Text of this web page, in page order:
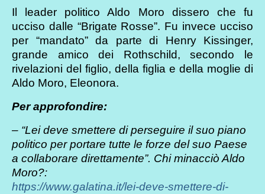
Il leader politico Aldo Moro dissero che fu
ucciso dalle “Brigate Rosse”. Fu invece ucciso
per “mandato” da parte di Henry Kissinger,
grande amico dei Rothschild, secondo le
rivelazioni del figlio, della figlia e della moglie di
Aldo Moro, Eleonora.
Per approfondire:
– “Lei deve smettere di perseguire il suo piano
politico per portare tutte le forze del suo Paese
a collaborare direttamente”. Chi minacciò Aldo
Moro?:
https://www.galatina.it/lei-deve-smettere-di-